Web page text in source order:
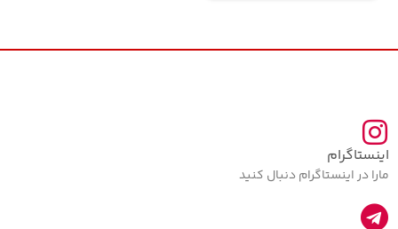
اینستاگرام
مارا در اینستاگرام دنبال کنید